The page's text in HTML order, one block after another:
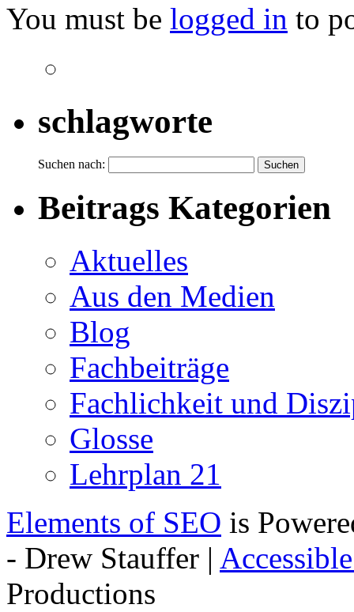
You must be logged in to
schlagworte
Suchen nach:
Beitrags Kategorien
Aktuelles
Aus den Medien
Blog
Fachbeiträge
Fachlichkeit und
Glosse
Lehrplan 21
Elements of SEO is
- Drew Stauffer |
Productions